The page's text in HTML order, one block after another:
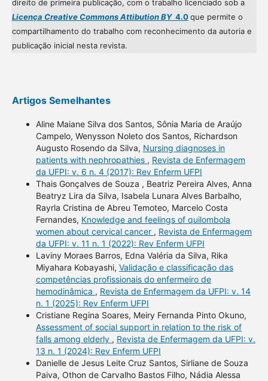
direito de primeira publicação, com o trabalho licenciado sob a
Licença Creative Commons Attibution BY4.0que permite o
compartilhamento do trabalho com reconhecimento da autoria e
publicação inicial nesta revista.
Artigos Semelhantes
Aline Maiane Silva dos Santos, Sônia Maria de Araújo
Campelo, Wenysson Noleto dos Santos, Richardson
Augusto Rosendo da Silva, Nursing diagnoses in
patients with nephropathies , Revista de Enfermagem
da UFPI: v. 6 n. 4 (2017): Rev Enferm UFPI
Thais Gonçalves de Souza , Beatriz Pereira Alves, Anna
Beatryz Lira da Silva, Isabela Lunara Alves Barbalho,
Rayrla Cristina de Abreu Temoteo, Marcelo Costa
Fernandes, Knowledge and feelings of quilombola
women about cervical cancer , Revista de Enfermagem
da UFPI: v. 11 n. 1 (2022): Rev Enferm UFPI
Laviny Moraes Barros, Edna Valéria da Silva, Rika
Miyahara Kobayashi, Validação e classificação das
competências profissionais do enfermeiro de
hemodinâmica , Revista de Enfermagem da UFPI: v. 14
n. 1 (2025): Rev Enferm UFPI
Cristiane Regina Soares, Meiry Fernanda Pinto Okuno,
Assessment of social support in relation to the risk of
falls among elderly , Revista de Enfermagem da UFPI: v.
13 n. 1 (2024): Rev Enferm UFPI
Danielle de Jesus Leite Cruz Santos, Sirliane de Souza
Paiva, Othon de Carvalho Bastos Filho, Nádia Alessa